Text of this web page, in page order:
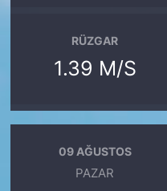
RÜZGAR
1.39 M/S
09 AĞUSTOS
PAZAR